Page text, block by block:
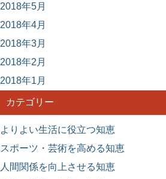
2018年5月
2018年4月
2018年3月
2018年2月
2018年1月
カテゴリー
よりよい生活に役立つ知恵
スポーツ・芸術を高める知恵
人間関係を向上させる知恵